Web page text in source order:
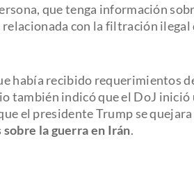
que tenga información
relacionada con la filtración ilegal
había recibido requerimientos
también indicó que el DoJ
el presidente Trump se
la guerra en Irán.